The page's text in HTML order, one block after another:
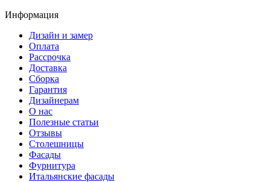
Информация
Дизайн и замер
Оплата
Рассрочка
Доставка
Сборка
Гарантия
Дизайнерам
О нас
Полезные статьи
Отзывы
Столешницы
Фасады
Фурнитура
Итальянские фасады